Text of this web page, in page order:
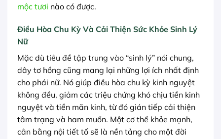
mộc tươi nào có được.
Điều Hòa Chu Kỳ Và Cải Thiện Sức Khỏe Sinh Lý
Nữ
Mặc dù tiêu đề tập trung vào “sinh lý” nói chung,
dây tơ hồng cũng mang lại những lợi ích nhất định
cho phái nữ. Nó giúp điều hòa chu kỳ kinh nguyệt
không đều, giảm các triệu chứng khó chịu tiền kinh
nguyệt và tiền mãn kinh, từ đó gián tiếp cải thiện
tâm trạng và ham muốn. Một cơ thể khỏe mạnh,
cân bằng nội tiết tố sẽ là nền tảng cho một đời